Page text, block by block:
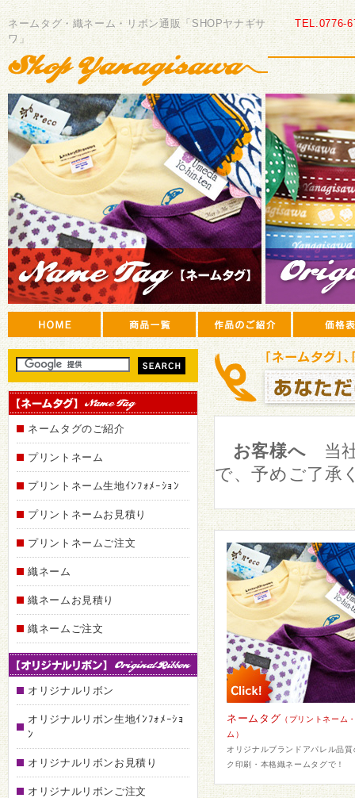
ネームタグ・織ネーム・リボン通販「SHOPヤナギサ
ワ」
SHOP
ヤ
ナ
ギ
サ
ワ
TEL.0776-
ネームタグのご紹介
プリントネーム
プリントネーム生地ｲﾝﾌｫﾒｰｼｮﾝ
プリントネームお見積り
プリントネームご注文
織ネーム
織ネームお見積り
織ネームご注文
オリジナルリボン
オリジナルリボン生地ｲﾝﾌｫﾒｰｼｮ
ﾝ
オリジナルリボンお見積り
オリジナルリボンご注文
お客様へ 当
で、予めご了承
ネームタグ （プリントネーム
ム）
オリジナルブランドアパレル品質
ク印刷・本格織ネームタグで！